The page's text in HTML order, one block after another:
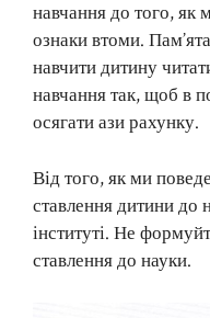
навчання до того, як
ознаки втоми.
навчити дитину
навчання так, щоб в
осягати ази рахунку.
Від того, як ми
ставлення дитини до
інституті. Не
ставлення до науки.